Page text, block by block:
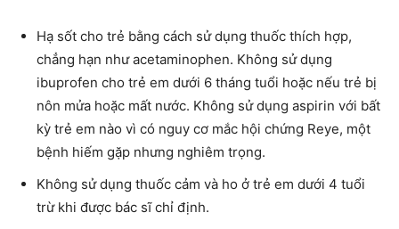
Hạ sốt cho trẻ bằng cách sử dụng thuốc thích hợp,
chẳng hạn như acetaminophen. Không sử dụng
ibuprofen cho trẻ em dưới 6 tháng tuổi hoặc nếu trẻ bị
nôn mửa hoặc mất nước. Không sử dụng aspirin với bất
kỳ trẻ em nào vì có nguy cơ mắc hội chứng Reye, một
bệnh hiếm gặp nhưng nghiêm trọng.
Không sử dụng thuốc cảm và ho ở trẻ em dưới 4 tuổi
trừ khi được bác sĩ chỉ định.